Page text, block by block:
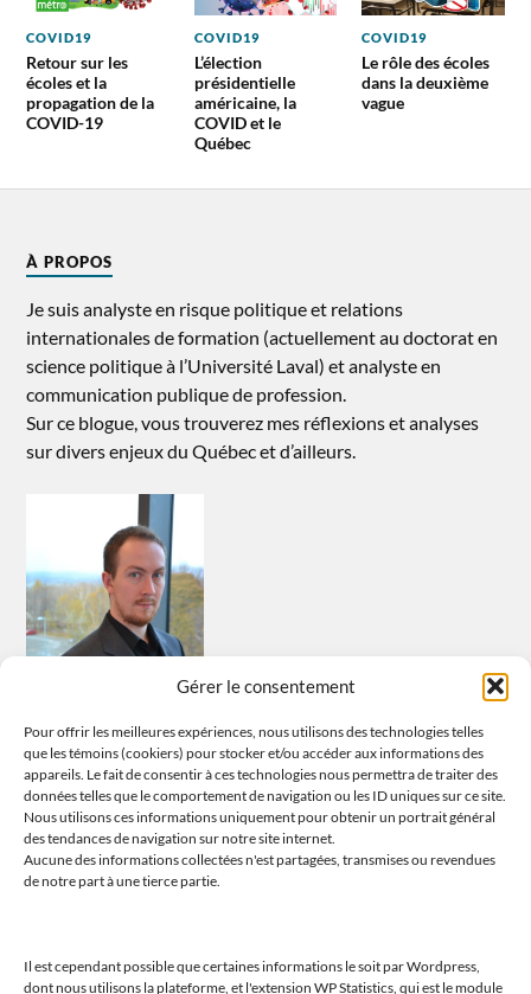
Gérer le consentement
Pour offrir les meilleures expériences, nous utilisons des technologies telles
que les témoins (cookiers) pour stocker et/ou accéder aux informations des
appareils. Le fait de consentir à ces technologies nous permettra de traiter des
données telles que le comportement de navigation ou les ID uniques sur ce site.
Nous utilisons ces informations uniquement pour obtenir un portrait général
des tendances de navigation sur notre site internet.
Aucune des informations collectées n'est partagées, transmises ou revendues
de notre part à une tierce partie.
Il est cependant possible que certaines informations le soit par Wordpress,
dont nous utilisons la plateforme, et l'extension WP Statistics, qui est le module
COVID19
Retour sur les
écoles et la
propagation de la
COVID-19
COVID19
L’élection
présidentielle
américaine, la
COVID et le
Québec
COVID19
Le rôle des écoles
dans la deuxième
vague
À PROPOS
Je suis analyste en risque politique et relations
internationales de formation (actuellement au doctorat en
science politique à l’Université Laval) et analyste en
communication publique de profession.
Sur ce blogue, vous trouverez mes réflexions et analyses
sur divers enjeux du Québec et d’ailleurs.
Tous les propos sont ceux de l’auteur et n’engagent que lui et lui
seul. L’auteur ne saurait être tenu responsable de tout problème
découlant de l’usage fait de ses propos et analyses.